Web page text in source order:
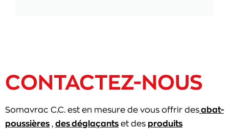
CONTACTEZ-NOUS
Somavrac C.C. est en mesure de vous offrir desabat-
poussières , des déglaçants et des produits